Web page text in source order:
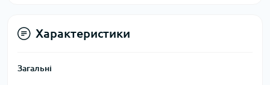
Характеристики
Загальні